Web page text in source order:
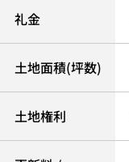
礼金
土地面積(坪数)
土地権利